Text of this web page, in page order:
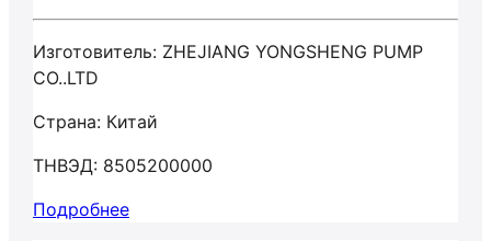
Изготовитель: ZHEJIANG YONGSHENG PUMP
СО..LTD
Страна: Китай
ТНВЭД: 8505200000
Подробнее